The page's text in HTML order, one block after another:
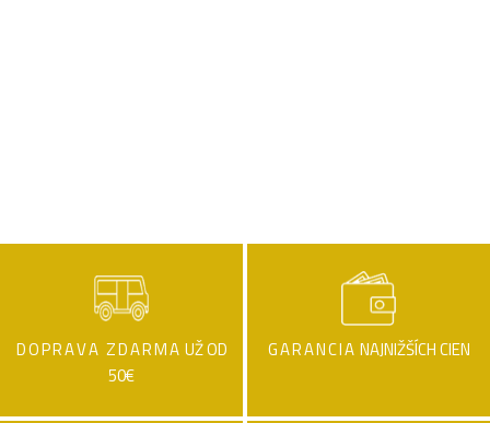
DOPRAVA ZDARMA UŽ OD
50€
GARANCIA NAJNIŽŠÍCH CIEN